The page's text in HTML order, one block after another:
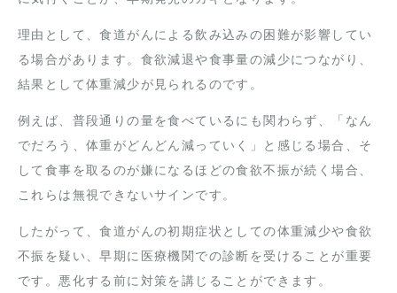
理由として、食道がんによる飲み込みの困難が影響してい
る場合があります。食欲減退や食事量の減少につながり、
結果として体重減少が見られるのです。
例えば、普段通りの量を食べているにも関わらず、「なん
でだろう、体重がどんどん減っていく」と感じる場合、そ
して食事を取るのが嫌になるほどの食欲不振が続く場合、
これらは無視できないサインです。
したがって、食道がんの初期症状としての体重減少や食欲
不振を疑い、早期に医療機関での診断を受けることが重要
です。悪化する前に対策を講じることができます。